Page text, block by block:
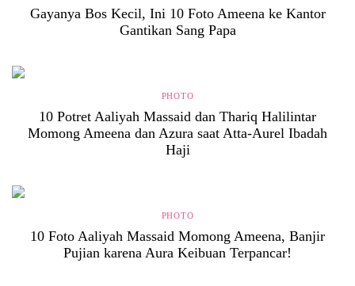
Gayanya Bos Kecil, Ini 10 Foto Ameena ke Kantor
Gantikan Sang Papa
PHOTO
10 Potret Aaliyah Massaid dan Thariq Halilintar
Momong Ameena dan Azura saat Atta-Aurel Ibadah
Haji
PHOTO
10 Foto Aaliyah Massaid Momong Ameena, Banjir
Pujian karena Aura Keibuan Terpancar!